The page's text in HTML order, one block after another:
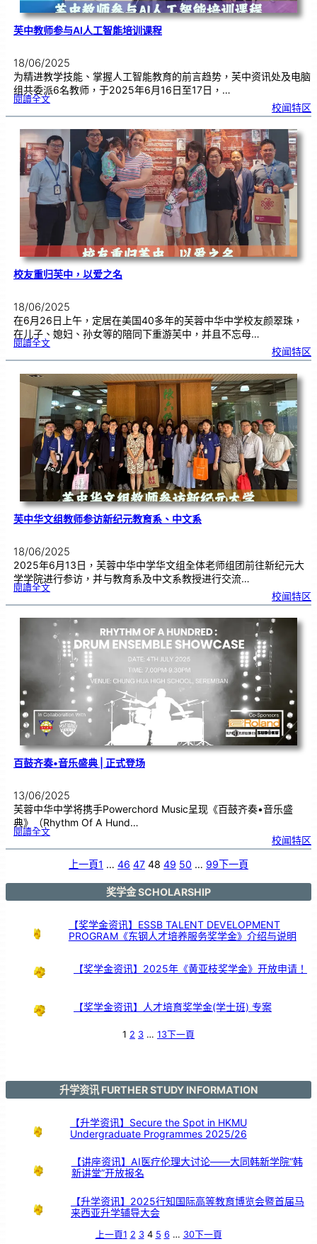
芙中教师参与AI人工智能培训课程
18/06/2025
为精进教学技能、掌握人工智能教育的前言趋势，芙中资讯处及电脑
组共委派6名教师，于2025年6月16日至17日，…
閱讀全文:芙
师
与
A
I人
工
智
能
培
训
课
程
校闻特区
校友重归芙中，以爱之名
18/06/2025
在6月26日上午，定居在美国40多年的芙蓉中华中学校友颜翠珠，
在儿子、媳妇、孙女等的陪同下重游芙中，并且不忘母…
閱讀全文:校
重
归
中
，
以
爱
之
名
校闻特区
芙中华文组教师参访新纪元教育系、中文系
18/06/2025
2025年6月13日，芙蓉中华中学华文组全体老师组团前往新纪元大
学学院进行参访，并与教育系及中文系教授进行交流…
閱讀全文:芙
文
教
师
参
访
新
纪
系
校闻特区
百鼓齐奏•音乐盛典 | 正式登场
13/06/2025
芙蓉中华中学将携手Powerchord Music呈现《百鼓齐奏•音乐盛
典》（Rhythm Of A Hund…
閱讀全文:百
齐
奏
|正
场
校闻特区
上一頁1 … 46 47 48 49 50 … 99下一頁
奖学金 SCHOLARSHIP
【奖学金资讯】ESSB TALENT DEVELOPMENT
PROGRAM《东钢人才培养服务奖学金》介绍与说明
【奖学金资讯】2025年《黄亚枝奖学金》开放申请！
【奖学金资讯】人才培育奖学金(学士班) 专案
1 2 3 … 13下一頁
升学资讯 FURTHER STUDY INFORMATION
【升学资讯】Secure the Spot in HKMU
Undergraduate Programmes 2025/26
【讲座资讯】AI医疗伦理大讨论——大同韩新学院“韩
新讲堂”开放报名
【升学资讯】2025行知国际高等教育博览会暨首届马
来西亚升学辅导大会
上一頁1 2 3 4 5 6 … 30下一頁